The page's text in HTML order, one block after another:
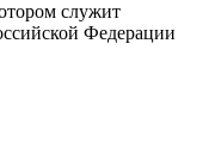
служит
Федерации